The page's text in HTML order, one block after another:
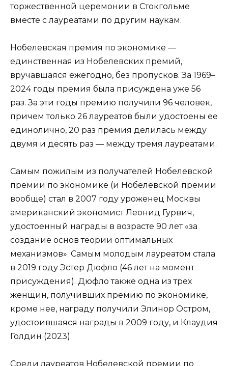
торжественной церемонии в Стокгольме
вместе с лауреатами по другим наукам.
Нобелевская премия по экономике —
единственная из Нобелевских премий,
вручавшаяся ежегодно, без пропусков. За 1969–
2024 годы премия была присуждена уже 56
раз. За эти годы премию получили 96 человек,
причем только 26 лауреатов были удостоены ее
единолично, 20 раз премия делилась между
двумя и десять раз — между тремя лауреатами.
Самым пожилым из получателей Нобелевской
премии по экономике (и Нобелевской премии
вообще) стал в 2007 году уроженец Москвы
американский экономист Леонид Гурвич,
удостоенный награды в возрасте 90 лет «за
создание основ теории оптимальных
механизмов». Самым молодым лауреатом стала
в 2019 году Эстер Дюфло (46 лет на момент
присуждения). Дюфло также одна из трех
женщин, получивших премию по экономике,
кроме нее, награду получили Элинор Остром,
удостоившаяся награды в 2009 году, и Клаудия
Голдин (2023).
Среди лауреатов Нобелевской премии по